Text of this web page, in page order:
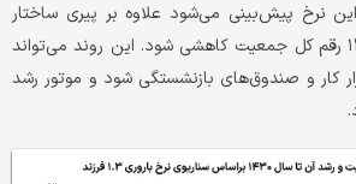
این نرخ پیش‌بینی می‌شود علاوه بر پیری ساختار
جمعیت، پس از سال۱۴۲۵ رقم کل جمعیت کاهشی شود. این روند می‌تواند
کار و صندوق‌های بازنشستگی شود و موتور رشد